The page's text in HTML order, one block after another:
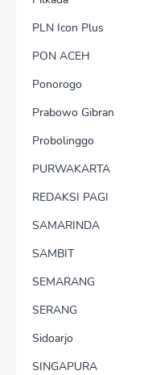
PLN Icon Plus
PON ACEH
Ponorogo
Prabowo Gibran
Probolinggo
PURWAKARTA
REDAKSI PAGI
SAMARINDA
SAMBIT
SEMARANG
SERANG
Sidoarjo
SINGAPURA